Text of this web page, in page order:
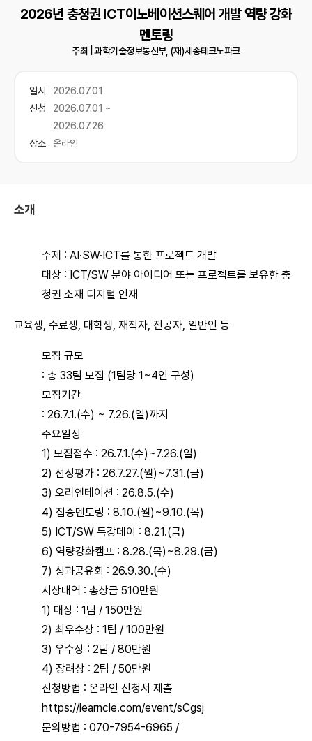
2026년 충청권 ICT이노베이션스퀘어 개발 역량 강화
멘토링
주최 |과학기술정보통신부, (재)세종테크노파크
일시
2026.07.01
신청
2026.07.01 ~
2026.07.26
장소
온라인
소개
주제 : AI·SW·ICT를 통한 프로젝트 개발
대상 : ICT/SW 분야 아이디어 또는 프로젝트를 보유한 충
청권 소재 디지털 인재
교육생, 수료생, 대학생, 재직자, 전공자, 일반인 등
모집 규모
: 총 33팀 모집 (1팀당 1~4인 구성)
모집기간
: 26.7.1.(수) ~ 7.26.(일)까지
주요일정
1) 모집접수 : 26.7.1.(수)~7.26.(일)
2) 선정평가 : 26.7.27.(월)~7.31.(금)
3) 오리엔테이션 : 26.8.5.(수)
4) 집중멘토링 : 8.10.(월)~9.10.(목)
5) ICT/SW 특강데이 : 8.21.(금)
6) 역량강화캠프 : 8.28.(목)~8.29.(금)
7) 성과공유회 : 26.9.30.(수)
시상내역 : 총상금 510만원
1) 대상 : 1팀 / 150만원
2) 최우수상 : 1팀 / 100만원
3) 우수상 : 2팀 / 80만원
4) 장려상 : 2팀 / 50만원
신청방법 : 온라인 신청서 제출
https://learncle.com/event/sCgsj
문의방법 : 070-7954-6965 /